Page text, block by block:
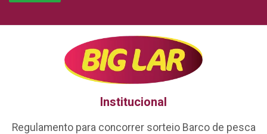
Institucional
Regulamento para concorrer sorteio Barco de pesca